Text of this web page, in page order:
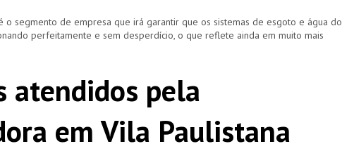
o segmento de empresa que irá garantir que os sistemas de esgoto e água do
perfeitamente e sem desperdício, o que reflete ainda em muito mais
atendidos pela
em Vila Paulistana